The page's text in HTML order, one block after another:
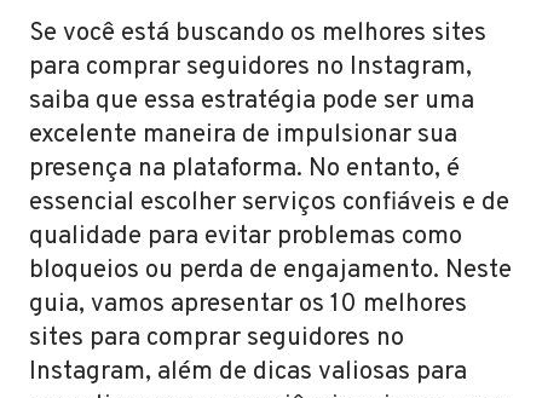
Se você está buscando os melhores sites
para comprar seguidores no Instagram,
saiba que essa estratégia pode ser uma
excelente maneira de impulsionar sua
presença na plataforma. No entanto, é
essencial escolher serviços confiáveis e de
qualidade para evitar problemas como
bloqueios ou perda de engajamento. Neste
guia, vamos apresentar os 10 melhores
sites para comprar seguidores no
Instagram, além de dicas valiosas para